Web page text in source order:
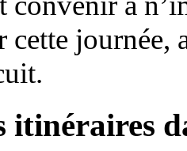
cette journée,
itinéraires